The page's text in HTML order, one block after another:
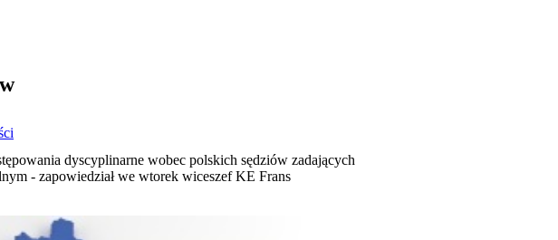
dyscyplinarne wobec polskich sędziów zadających
- zapowiedział we wtorek wiceszef KE Frans